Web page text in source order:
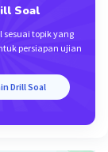
this
Soal
sesuai topik yang
persiapan ujian
Drill Soal